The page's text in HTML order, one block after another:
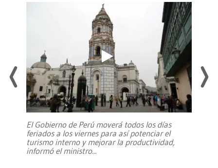
El Gobierno de Perú moverá todos los días
feriados a los viernes para así potenciar el
turismo interno y mejorar la productividad,
informó el ministro...